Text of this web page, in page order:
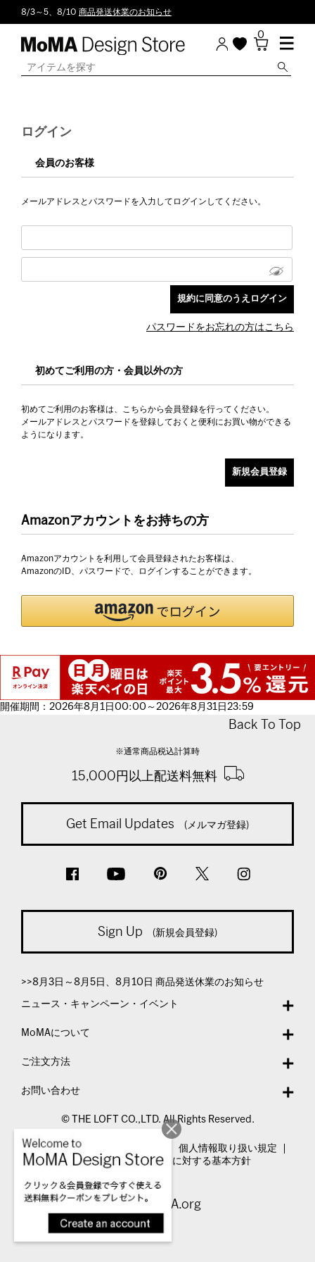
8/3～5、8/10 商品発送休業のお知らせ
0
ログイン
会員のお客様
メールアドレスとパスワードを入力してログインしてください。
パスワードをお忘れの方はこちら
初めてご利用の方・会員以外の方
初めてご利用のお客様は、こちらから会員登録を行ってください。
メールアドレスとパスワードを登録しておくと便利にお買い物ができる
ようになります。
Amazonアカウントをお持ちの方
Amazonアカウントを利用して会員登録されたお客様は、
AmazonのID、パスワードで、ログインすることができます。
開催期間：2026年8月1日00:00～2026年8月31日23:59
Back To Top
※通常商品税込計算時
15,000円以上配送料無料
Get Email Updates (メルマガ登録)
Sign Up (新規会員登録)
>>8月3日～8月5日、8月10日 商品発送休業のお知らせ
ニュース・キャンペーン・イベント
MoMAについて
ご注文方法
お問い合わせ
© THE LOFT CO.,LTD. All Rights Reserved.
特定商取引法表示
個人情報取り扱い規定
カスタマーハラスメントに対する基本方針
Visit MoMA.org